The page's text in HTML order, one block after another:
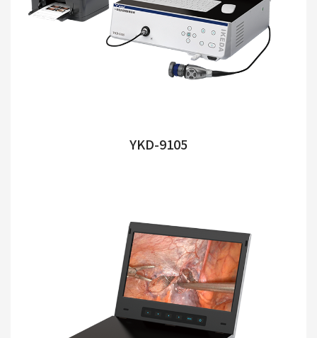
YKD-9105